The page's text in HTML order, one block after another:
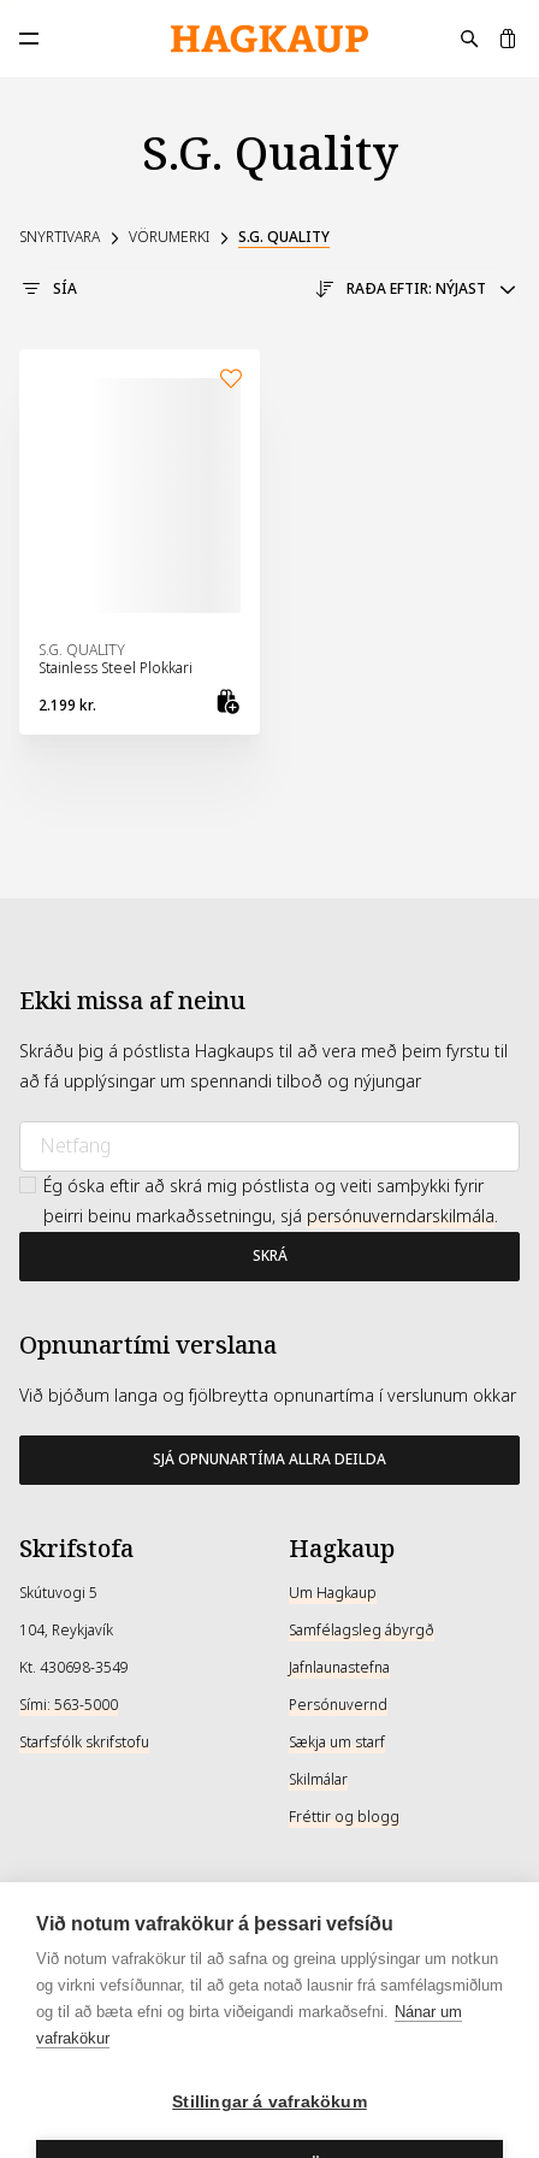
Opna aðalvalmynd
S.G. Quality
SNYRTIVARA VÖRUMERKI S.G. QUALITY
SÍA RAÐA EFTIR: NÝJAST
S.G. QUALITY
Stainless Steel Plokkari
2.199 kr.
Bæta við körfu
Ekki missa af neinu
Skráðu þig á póstlista Hagkaups til að vera með þeim fyrstu til
að fá upplýsingar um spennandi tilboð og nýjungar
Ég óska eftir að skrá mig póstlista og veiti samþykki fyrir
þeirri beinu markaðssetningu, sjá persónuverndarskilmála.
SKRÁ
Opnunartími verslana
Við bjóðum langa og fjölbreytta opnunartíma í verslunum okkar
SJÁ OPNUNARTÍMA ALLRA DEILDA
Skrifstofa
Skútuvogi 5
104, Reykjavík
Kt. 430698-3549
Sími: 563-5000
Starfsfólk skrifstofu
Hagkaup
Um Hagkaup
Samfélagsleg ábyrgð
Jafnlaunastefna
Persónuvernd
Sækja um starf
Skilmálar
Fréttir og blogg
Þjónusta
Afhendingarmöguleikar
Skilareglur
Algengar spurningar
Gjafakort
Samfélagsmiðlar
Instagram
Instagram - Snyrtivara
Við notum vafrakökur á þessari vefsíðu
Við notum vafrakökur til að safna og greina upplýsingar um notkun
og virkni vefsíðunnar, til að geta notað lausnir frá samfélagsmiðlum
og til að bæta efni og birta viðeigandi markaðsefni. Nánar um
vafrakökur
Stillingar á vafrakökum